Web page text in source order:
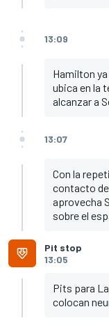
13:09
Hamilton
ubica en la
alcanzar a
13:07
Con la
contacto
aprovecha
sobre el
Pit stop
13:05
Pits para
colocan